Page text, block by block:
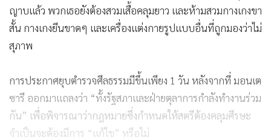
ญาบแล้ว พวกเธอยังต้องสวมเสื้อคลุมยาว และห้ามสวมกางเกงขา
สั้น กางเกงยีนขาดๆ และเครื่องแต่งกายรูปแบบอื่นที่ถูกมองว่าไม่
สุภาพ
การประกาศยุบตำรวจศีลธรรมมีขึ้นเพียง 1 วัน หลังจากที่ มอนเต
ซารี ออกมาแถลงว่า “ทั้งรัฐสภาและฝ่ายตุลาการกำลังทำงานร่วม
กัน” เพื่อพิจารณาว่ากฎหมายซึ่งกำหนดให้สตรีต้องคลุมศีรษะ
จำเป็นจะต้องมีการ “แก้ไข” หรือไม่